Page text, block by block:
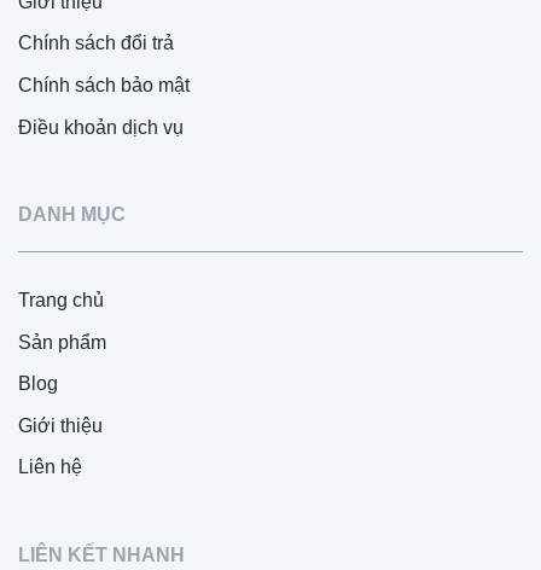
Chính sách đổi trả
Chính sách bảo mật
Điều khoản dịch vụ
DANH MỤC
Trang chủ
Sản phẩm
Blog
Giới thiệu
Liên hệ
LIÊN KẾT NHANH